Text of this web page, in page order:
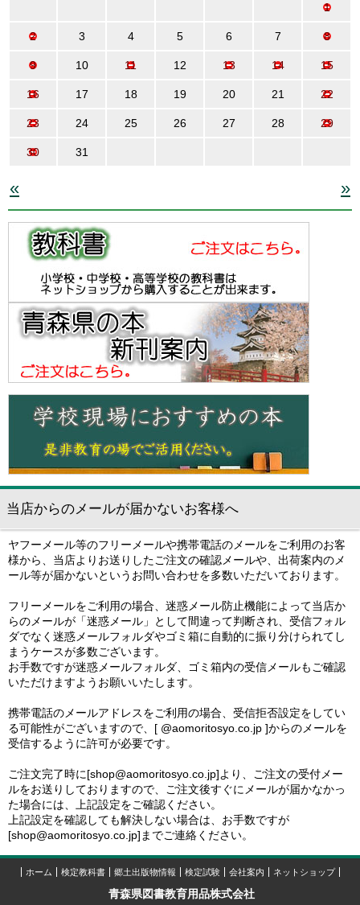
1
2 3 4 5 6 7 8
9 10 11 12 13 14 15
16 17 18 19 20 21 22
23 24 25 26 27 28 29
30 31
« »
当店からのメールが届かないお客様へ
ヤフーメール等のフリーメールや携帯電話のメールをご利用のお客
様から、当店よりお送りしたご注文の確認メールや、出荷案内のメ
ール等が届かないというお問い合わせを多数いただいております。
フリーメールをご利用の場合、迷惑メール防止機能によって当店か
らのメールが「迷惑メール」として間違って判断され、受信フォル
ダでなく迷惑メールフォルダやゴミ箱に自動的に振り分けられてし
まうケースが多数ございます。
お手数ですが迷惑メールフォルダ、ゴミ箱内の受信メールもご確認
いただけますようお願いいたします。
携帯電話のメールアドレスをご利用の場合、受信拒否設定をしてい
る可能性がございますので、[ @aomoritosyo.co.jp ]からのメールを
受信するように許可が必要です。
ご注文完了時に[shop@aomoritosyo.co.jp]より、ご注文の受付メー
ルをお送りしておりますので、ご注文後すぐにメールが届かなかっ
た場合には、上記設定をご確認ください。
上記設定を確認しても解決しない場合は、お手数ですが
[shop@aomoritosyo.co.jp]までご連絡ください。
ホーム 検定教科書 郷土出版物情報 検定試験 会社案内 ネットショップ
青森県図書教育用品株式会社